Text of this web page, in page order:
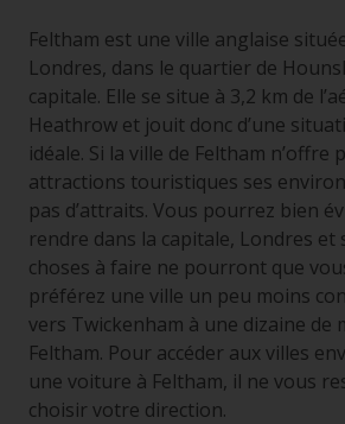
Feltham est une ville anglaise
Londres, dans le quartier de
capitale. Elle se situe à 3,2 km de
Heathrow et jouit donc d’une
idéale. Si la ville de Feltham n’offre
attractions touristiques ses
pas d’attraits. Vous pourrez bien
rendre dans la capitale, Londres et
choses à faire ne pourront que
préférez une ville un peu moins
vers Twickenham à une dizaine de
Feltham. Pour accéder aux villes
une voiture à Feltham, il ne vous
choisir votre direction.